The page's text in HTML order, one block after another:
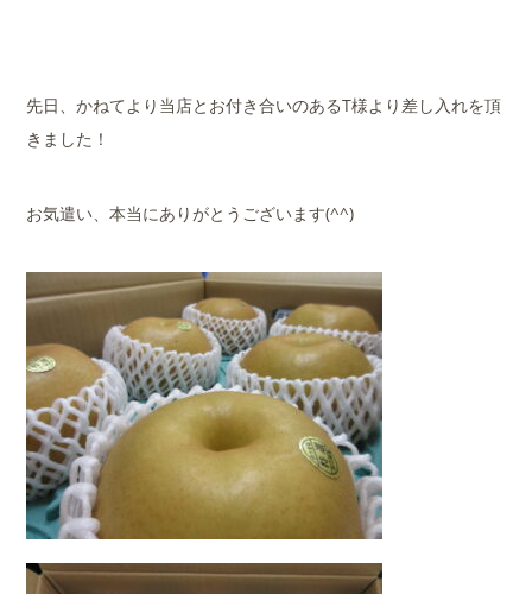
先日、かねてより当店とお付き合いのあるT様より差し入れを頂
きました！
お気遣い、本当にありがとうございます(^^)